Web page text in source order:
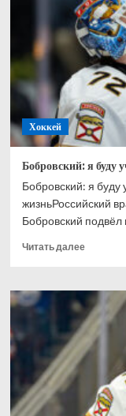
рад,
что
могу
его
развитию
Хоккей
Бобровский: я буду
Бобровский: я буду
жизньРоссийский
Бобровский подвёл
Читать далее
буду
учиться
игре
хоккей
всю
жизнь